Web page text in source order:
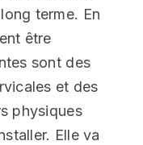
terme. En
être
sont des
et des
physiques
Elle va